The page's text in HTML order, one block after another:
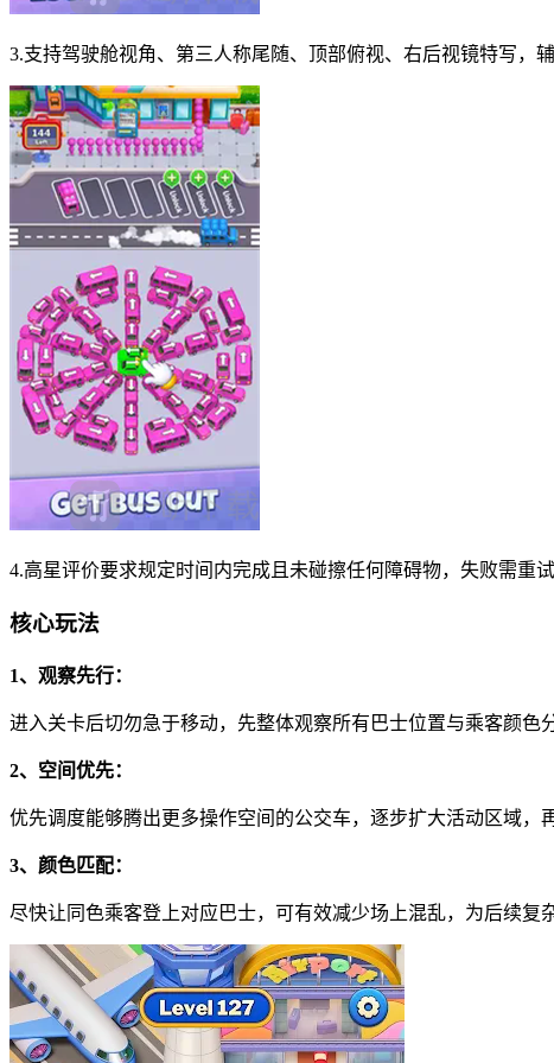
3.支持驾驶舱视角、第三人称尾随、顶部俯视、右后视镜特写，辅
4.高星评价要求规定时间内完成且未碰擦任何障碍物，失败需重试
核心玩法
1、观察先行：
进入关卡后切勿急于移动，先整体观察所有巴士位置与乘客颜色
2、空间优先：
优先调度能够腾出更多操作空间的公交车，逐步扩大活动区域，
3、颜色匹配：
尽快让同色乘客登上对应巴士，可有效减少场上混乱，为后续复